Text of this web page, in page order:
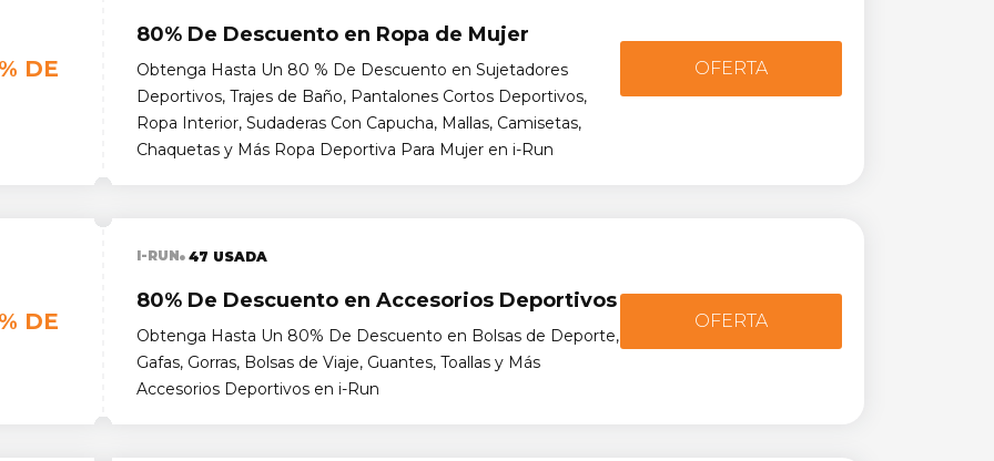
DE
80% De Descuento en Ropa de Mujer
Obtenga Hasta Un 80 % De Descuento en Sujetadores
Deportivos, Trajes de Baño, Pantalones Cortos Deportivos,
Ropa Interior, Sudaderas Con Capucha, Mallas, Camisetas,
Chaquetas y Más Ropa Deportiva Para Mujer en i-Run
OFERTA
DE
I-RUN 47 USADA
80% De Descuento en Accesorios Deportivos
Obtenga Hasta Un 80% De Descuento en Bolsas de Deporte,
Gafas, Gorras, Bolsas de Viaje, Guantes, Toallas y Más
Accesorios Deportivos en i-Run
OFERTA